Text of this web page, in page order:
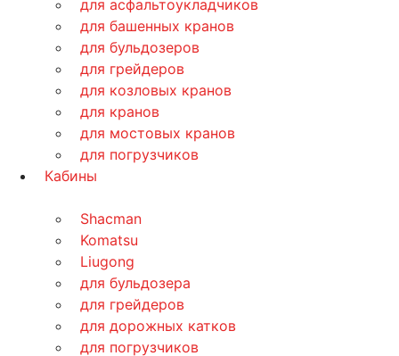
для асфальтоукладчиков
для башенных кранов
для бульдозеров
для грейдеров
для козловых кранов
для кранов
для мостовых кранов
для погрузчиков
Кабины
Shacman
Komatsu
Liugong
для бульдозера
для грейдеров
для дорожных катков
для погрузчиков